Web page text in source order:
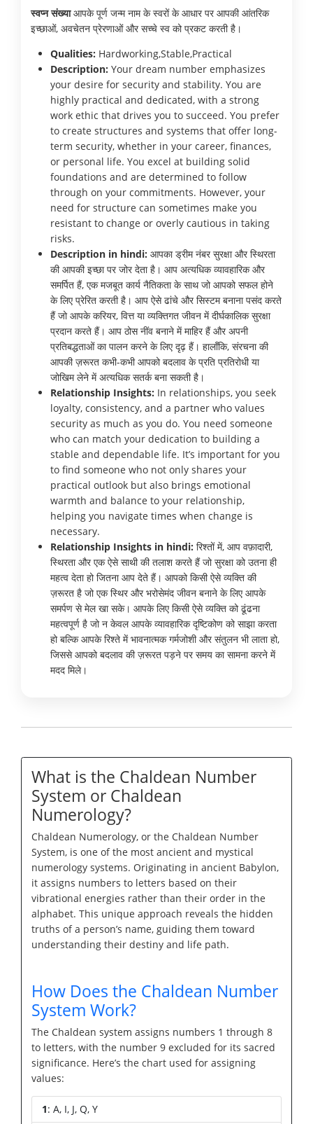
स्वप्न संख्याआपके पूर्ण जन्म नाम के स्वरों के आधार पर आपकी आंतरिक
इच्छाओं, अवचेतन प्रेरणाओं और सच्चे स्व को प्रकट करती है।
Qualities: Hardworking,Stable,Practical
Description: Your dream number emphasizes
your desire for security and stability. You are
highly practical and dedicated, with a strong
work ethic that drives you to succeed. You prefer
to create structures and systems that offer long-
term security, whether in your career, finances,
or personal life. You excel at building solid
foundations and are determined to follow
through on your commitments. However, your
need for structure can sometimes make you
resistant to change or overly cautious in taking
risks.
Description in hindi: आपका ड्रीम नंबर सुरक्षा और स्थिरता
की आपकी इच्छा पर जोर देता है। आप अत्यधिक व्यावहारिक और
समर्पित हैं, एक मजबूत कार्य नैतिकता के साथ जो आपको सफल होने
के लिए प्रेरित करती है। आप ऐसे ढांचे और सिस्टम बनाना पसंद करते
हैं जो आपके करियर, वित्त या व्यक्तिगत जीवन में दीर्घकालिक सुरक्षा
प्रदान करते हैं। आप ठोस नींव बनाने में माहिर हैं और अपनी
प्रतिबद्धताओं का पालन करने के लिए दृढ़ हैं। हालाँकि, संरचना की
आपकी ज़रूरत कभी-कभी आपको बदलाव के प्रति प्रतिरोधी या
जोखिम लेने में अत्यधिक सतर्क बना सकती है।
Relationship Insights: In relationships, you seek
loyalty, consistency, and a partner who values
security as much as you do. You need someone
who can match your dedication to building a
stable and dependable life. It’s important for you
to find someone who not only shares your
practical outlook but also brings emotional
warmth and balance to your relationship,
helping you navigate times when change is
necessary.
Relationship Insights in hindi: रिश्तों में, आप वफ़ादारी,
स्थिरता और एक ऐसे साथी की तलाश करते हैं जो सुरक्षा को उतना ही
महत्व देता हो जितना आप देते हैं। आपको किसी ऐसे व्यक्ति की
ज़रूरत है जो एक स्थिर और भरोसेमंद जीवन बनाने के लिए आपके
समर्पण से मेल खा सके। आपके लिए किसी ऐसे व्यक्ति को ढूंढना
महत्वपूर्ण है जो न केवल आपके व्यावहारिक दृष्टिकोण को साझा करता
हो बल्कि आपके रिश्ते में भावनात्मक गर्मजोशी और संतुलन भी लाता हो,
जिससे आपको बदलाव की ज़रूरत पड़ने पर समय का सामना करने में
मदद मिले।
What is the Chaldean Number
System or Chaldean
Numerology?
Chaldean Numerology, or the Chaldean Number
System, is one of the most ancient and mystical
numerology systems. Originating in ancient Babylon,
it assigns numbers to letters based on their
vibrational energies rather than their order in the
alphabet. This unique approach reveals the hidden
truths of a person’s name, guiding them toward
understanding their destiny and life path.
How Does the Chaldean Number
System Work?
The Chaldean system assigns numbers 1 through 8
to letters, with the number 9 excluded for its sacred
significance. Here’s the chart used for assigning
values:
1: A, I, J, Q, Y